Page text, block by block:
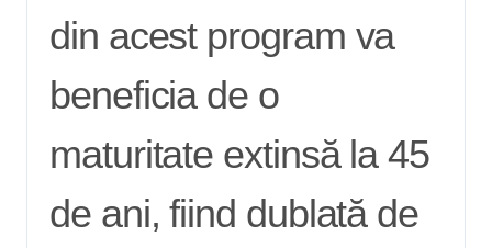
din acest program va
beneficia de o
maturitate extinsă la 45
de ani, fiind dublată de